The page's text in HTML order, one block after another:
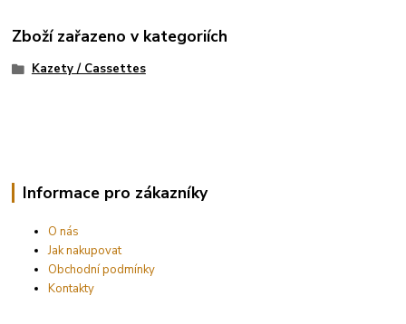
Zboží zařazeno v kategoriích
Kazety / Cassettes
Informace pro zákazníky
O nás
Jak nakupovat
Obchodní podmínky
Kontakty